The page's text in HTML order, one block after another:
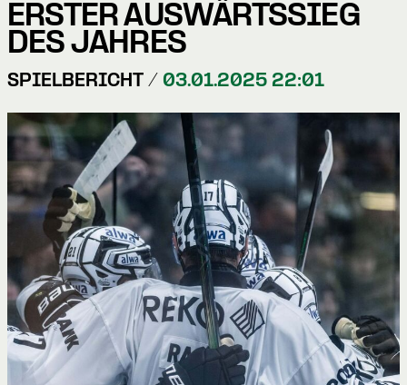
ERSTER AUSWÄRTSSIEG
DES JAHRES
SPIELBERICHT / 03.01.2025 22:01